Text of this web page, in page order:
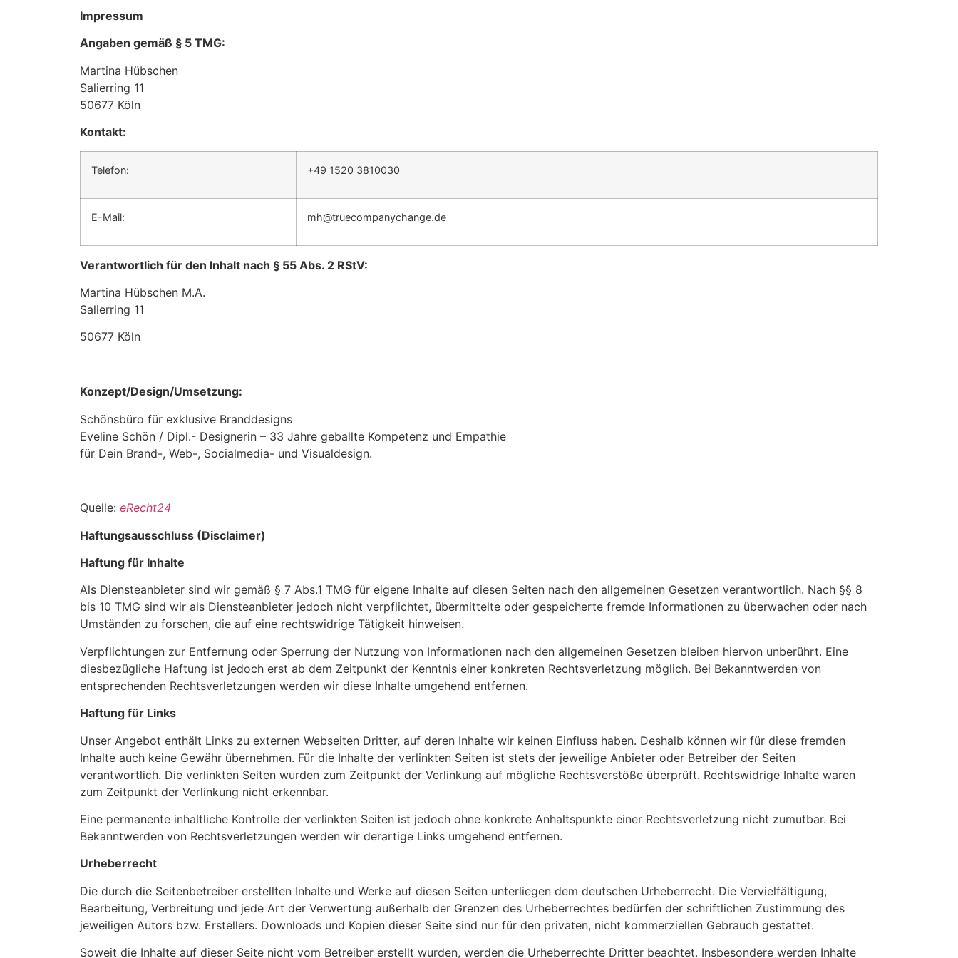
Impressum
Angaben gemäß § 5 TMG:
Martina Hübschen
Salierring 11
50677 Köln
Kontakt:
Telefon: +49 1520 3810030
E-Mail: mh@truecompanychange.de
Verantwortlich für den Inhalt nach § 55 Abs. 2 RStV:
Martina Hübschen M.A.
Salierring 11
50677 Köln
Konzept/Design/Umsetzung:
Schönsbüro für exklusive Branddesigns
Eveline Schön / Dipl.- Designerin – 33 Jahre geballte Kompetenz und Empathie
für Dein Brand-, Web-, Socialmedia- und Visualdesign.
Quelle: eRecht24
Haftungsausschluss (Disclaimer)
Haftung für Inhalte
Als Diensteanbieter sind wir gemäß § 7 Abs.1 TMG für eigene Inhalte auf diesen Seiten nach den allgemeinen Gesetzen verantwortlich. Nach §§ 8
bis 10 TMG sind wir als Diensteanbieter jedoch nicht verpflichtet, übermittelte oder gespeicherte fremde Informationen zu überwachen oder nach
Umständen zu forschen, die auf eine rechtswidrige Tätigkeit hinweisen.
Verpflichtungen zur Entfernung oder Sperrung der Nutzung von Informationen nach den allgemeinen Gesetzen bleiben hiervon unberührt. Eine
diesbezügliche Haftung ist jedoch erst ab dem Zeitpunkt der Kenntnis einer konkreten Rechtsverletzung möglich. Bei Bekanntwerden von
entsprechenden Rechtsverletzungen werden wir diese Inhalte umgehend entfernen.
Haftung für Links
Unser Angebot enthält Links zu externen Webseiten Dritter, auf deren Inhalte wir keinen Einfluss haben. Deshalb können wir für diese fremden
Inhalte auch keine Gewähr übernehmen. Für die Inhalte der verlinkten Seiten ist stets der jeweilige Anbieter oder Betreiber der Seiten
verantwortlich. Die verlinkten Seiten wurden zum Zeitpunkt der Verlinkung auf mögliche Rechtsverstöße überprüft. Rechtswidrige Inhalte waren
zum Zeitpunkt der Verlinkung nicht erkennbar.
Eine permanente inhaltliche Kontrolle der verlinkten Seiten ist jedoch ohne konkrete Anhaltspunkte einer Rechtsverletzung nicht zumutbar. Bei
Bekanntwerden von Rechtsverletzungen werden wir derartige Links umgehend entfernen.
Urheberrecht
Die durch die Seitenbetreiber erstellten Inhalte und Werke auf diesen Seiten unterliegen dem deutschen Urheberrecht. Die Vervielfältigung,
Bearbeitung, Verbreitung und jede Art der Verwertung außerhalb der Grenzen des Urheberrechtes bedürfen der schriftlichen Zustimmung des
jeweiligen Autors bzw. Erstellers. Downloads und Kopien dieser Seite sind nur für den privaten, nicht kommerziellen Gebrauch gestattet.
Soweit die Inhalte auf dieser Seite nicht vom Betreiber erstellt wurden, werden die Urheberrechte Dritter beachtet. Insbesondere werden Inhalte